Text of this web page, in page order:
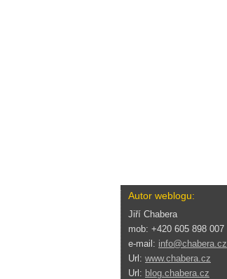
Autor weblogu:
Jiří Chabera
mob: +420 605 898 007
e-mail: info@chabera.cz
Url: www.chabera.cz
Url: blog.chabera.cz